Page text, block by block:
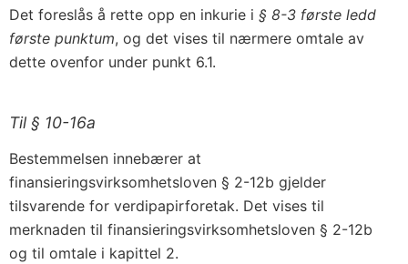
Det foreslås å rette opp en inkurie i § 8-3 første ledd
første punktum, og det vises til nærmere omtale av
dette ovenfor under punkt 6.1.
Til § 10-16a
Bestemmelsen innebærer at
finansieringsvirksomhetsloven § 2-12b gjelder
tilsvarende for verdipapirforetak. Det vises til
merknaden til finansieringsvirksomhetsloven § 2-12b
og til omtale i kapittel 2.